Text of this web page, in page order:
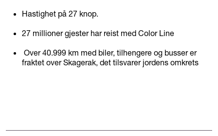
Hastighet på 27 knop.
27 millioner gjester har reist med Color Line
Over 40.999 km med biler, tilhengere og busser er
fraktet over Skagerak, det tilsvarer jordens omkrets